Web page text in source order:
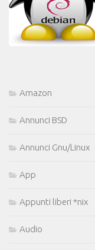
Amazon
Annunci BSD
Annunci Gnu/Linux
App
Appunti liberi *nix
Audio